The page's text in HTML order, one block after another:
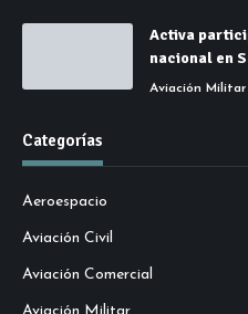
Activa
nacional en
Aviación Militar
Categorías
Aeroespacio
Aviación Civil
Aviación Comercial